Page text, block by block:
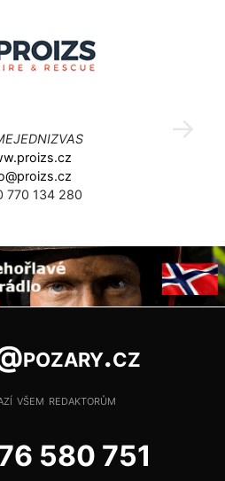
770 134 280
všem redaktorům
580 751